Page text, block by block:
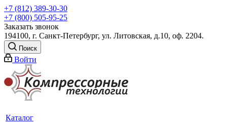
+7 (812) 389-30-30
+7 (800) 505-95-25
Заказать звонок
194100, г. Санкт-Петербург, ул. Литовская, д.10, оф. 2204.
Поиск
Войти
Каталог